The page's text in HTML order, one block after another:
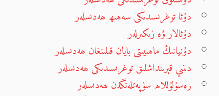
دۇئا توغرىسىدىكى سەھىھ ھەدىسلەر
دۇئالار ۋە زىكىرلەر
دۇنيانىڭ ماھىيىتى بايان قىلىنغان ھەدىسلەر
دىنىي قېرىنداشلىق توغرىسىدىكى ھەدىسلەر
رەسۇلۇللاھ سۈپەتلەنگەن ھەدىسلەر